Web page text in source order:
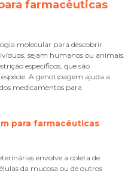
farmacêuticas
molecular para descobrir
sejam humanos ou animais.
específicos, que são
A genotipagem ajuda a
medicamentos para
para farmacêuticas
envolve a coleta de
da mucosa ou de outros